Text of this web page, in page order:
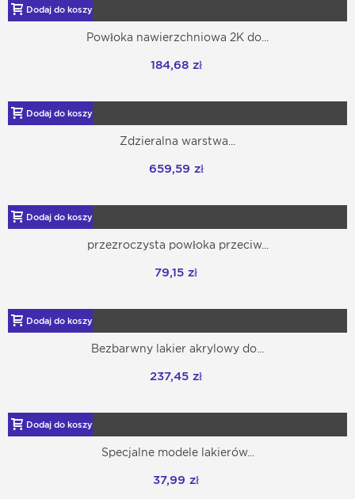
Dodaj do koszyka
Powłoka nawierzchniowa 2K do...
184,68 zł
Dodaj do koszyka
Zdzieralna warstwa...
659,59 zł
Dodaj do koszyka
przezroczysta powłoka przeciw...
79,15 zł
Dodaj do koszyka
Bezbarwny lakier akrylowy do...
237,45 zł
Dodaj do koszyka
Specjalne modele lakierów...
37,99 zł